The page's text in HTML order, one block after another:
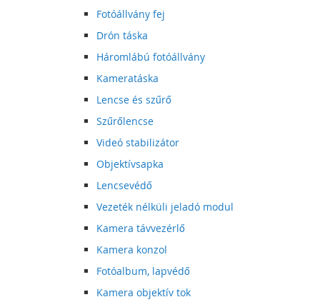
Fotóállvány fej
Drón táska
Háromlábú fotóállvány
Kameratáska
Lencse és szűrő
Szűrőlencse
Videó stabilizátor
Objektívsapka
Lencsevédő
Vezeték nélküli jeladó modul
Kamera távvezérlő
Kamera konzol
Fotóalbum, lapvédő
Kamera objektív tok